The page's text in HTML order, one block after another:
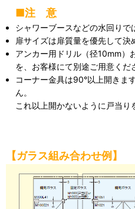
■注 意
シャワーブースなどの水回りで
扉サイズは扉質量を優先して決
アンカー用ドリル（径10mm）
を、お客様にて別途ご用意くだ
コーナー金具は90°以上開きま
ん。
これ以上開かないように戸当り
【ガラス組み合わせ例】